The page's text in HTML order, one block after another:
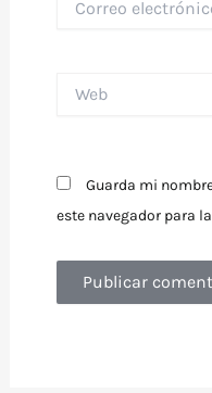
electrónico*
Guarda mi
este navegador para